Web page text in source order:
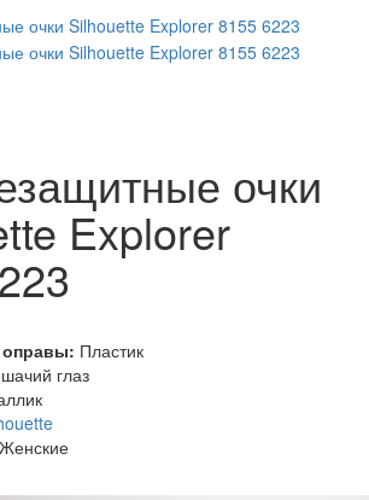
очки
Explorer
Пластик
глаз
Женские